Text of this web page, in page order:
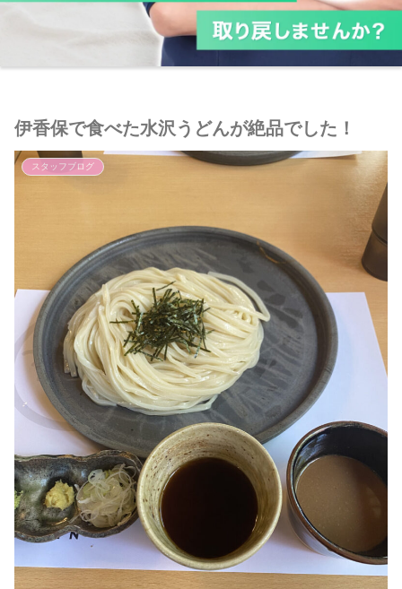
伊香保で食べた水沢うどんが絶品でした！
スタッフブログ